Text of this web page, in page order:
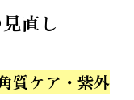
直し
質ケア・紫外